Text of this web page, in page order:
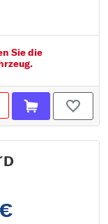
Sie die